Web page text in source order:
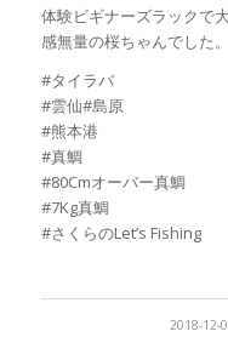
体験ビギナーズラックで
感無量の桜ちゃんでした。
#タイラバ
#雲仙#島原
#熊本港
#真鯛
#80Cmオーバー真鯛
#7Kg真鯛
#さくらのLet’s Fishing
2018-12-
/